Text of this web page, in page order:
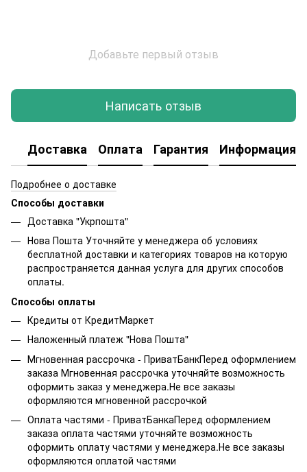
Добавьте первый отзыв
Написать отзыв
Доставка Оплата Гарантия Информация
Подробнее о доставке
Способы доставки
Доставка "Укрпошта"
Нова Пошта Уточняйте у менеджера об условиях
бесплатной доставки и категориях товаров на которую
распространяется данная услуга для других способов
оплаты.
Способы оплаты
Кредиты от КредитМаркет
Наложенный платеж "Нова Пошта"
Мгновенная рассрочка - ПриватБанкПеред оформлением
заказа Мгновенная рассрочка уточняйте возможность
оформить заказ у менеджера.Не все заказы
оформляются мгновенной рассрочкой
Оплата частями - ПриватБанкаПеред оформлением
заказа оплата частями уточняйте возможность
оформить оплату частями у менеджера.Не все заказы
оформляются оплатой частями